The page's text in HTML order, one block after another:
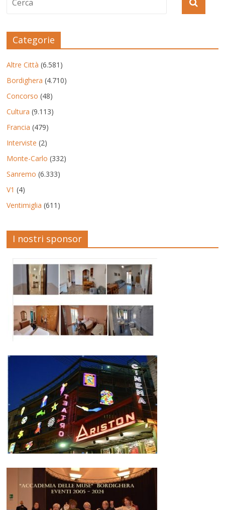
Categorie
Altre Città (6.581)
Bordighera (4.710)
Concorso (48)
Cultura (9.113)
Francia (479)
Interviste (2)
Monte-Carlo (332)
Sanremo (6.333)
V1 (4)
Ventimiglia (611)
I nostri sponsor